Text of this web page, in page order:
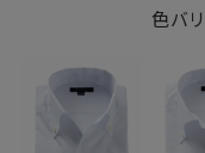
クールマックス®オー
定性により、日々のお
方法でお手入れする
ます。
イタリアン
スキッパータ
キーパー
裏前立て
後身頃
バックダーツ
色バ